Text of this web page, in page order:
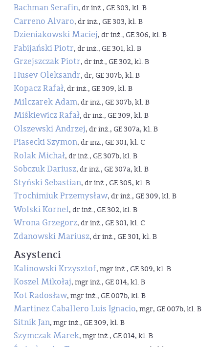
Bachman Serafin, dr inż., GE 303, kl. B
Carreno Alvaro, dr inż., GE 303, kl. B
Dzieniakowski Maciej, dr inż., GE 306, kl. B
Fabijański Piotr, dr inż., GE 301, kl. B
Grzejszczak Piotr, dr inż., GE 302, kl. B
Husev Oleksandr, dr, GE 307b, kl. B
Kopacz Rafał, dr inż., GE 309, kl. B
Milczarek Adam, dr inż., GE 307b, kl. B
Miśkiewicz Rafał, dr inż., GE 309, kl. B
Olszewski Andrzej, dr inż., GE 307a, kl. B
Piasecki Szymon, dr inż., GE 301, kl. C
Rolak Michał, dr inż., GE 307b, kl. B
Sobczuk Dariusz, dr inż., GE 307a, kl. B
Styński Sebastian, dr inż., GE 305, kl. B
Trochimiuk Przemysław, dr inż., GE 309, kl. B
Wolski Kornel, dr inż., GE 302, kl. B
Wrona Grzegorz, dr inż., GE 301, kl. C
Zdanowski Mariusz, dr inż., GE 301, kl. B
Asystenci
Kalinowski Krzysztof, mgr inż., GE 309, kl. B
Koszel Mikołaj, mgr inż., GE 014, kl. B
Kot Radosław, mgr inż., GE 007b, kl. B
Martinez Caballero Luis Ignacio, mgr, GE 007b, kl. B
Sitnik Jan, mgr inż., GE 309, kl. B
Szymczak Marek, mgr inż., GE 014, kl. B